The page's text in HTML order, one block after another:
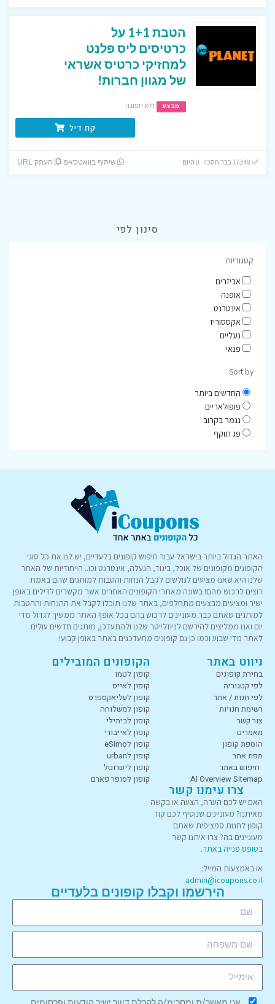
הטבת 1+1 על
כרטיסים ליס פלנט
למחזיקי כרטיס אשראי
של מגוון חברות!
מבצע ללא תפוגה
קח דיל
17348 כבר חסכו! 0 היום שיתוף בוואטסאפ העתק URL
סינון לפי
קטגוריות
אביזרים
אופנה
אינטרנט
אקססוריז
נעליים
פנאי
Sort by
החדשים ביותר
פופולאריים
נגמר בקרוב
פג תוקף
האתר הגדול ביותר בישראל עבור חיפוש קופונים בלעדיים, יש לנו את כל סוגי
הקופונים מקופונים של אוכל, ביגוד, הנעלה, אינטרנט וכו.. הייחודיות של האתר
שלנו היא שאנו מציעים לגולשים לקבל הנחות והטבות למותגים שהם באמת
רוצים לרכוש מהם! בשונה מאתרי הקופונים האחרים אשר מקשרים לדילים באופן
ישיר ומציעים מבצעים מתחלפים, באתר שלנו תוכלו לקבל את ההנחות וההטבות
למותגים שאתם כבר מעוניינים לרכוש בהם בכל אופן! האתר ממשיך לגדול מדי
יום ואנו ממליצים להירשם לניוזלייטר שלנו ולהתעדכן, מותגים חדשים עולים
לאתר מדי שבוע וכמו כן גם קופונים מתעדכנים באתר באופן קבוע!
ניווט באתר
בחירת קופונים
לפי קטגוריה
לפי חנות / אתר
רשימת חנויות
צור קשר
מאמרים
הוספת קופון
מפת אתר
חיפוש באתר
AI Overview Sitemap
הקופונים המובילים
קופון לטמו
קופון לאייס
קופון לעליאקספרס
קופון למשלוחה
קופון לביתילי
קופון לאייבורי
קופון לeSimo
קופון לurban
קופון לישרוטל
קופון לסופר פארם
צרו עימנו קשר
האם יש לכם הערה, הצעה או בקשה
מאיתנו? מעוניינים שנוסיף לכם קוד
קופון לחנות ספציפית שאתם
מעוניינים בה? צרו איתנו קשר
בטופס פנייה באתר.
או באמצעות המייל:
admin@icoupons.co.il
הירשמו וקבלו קופונים בלעדיים